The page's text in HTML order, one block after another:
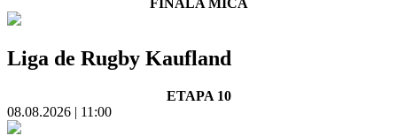
Liga de Rugby Kaufland
ETAPA 10
08.08.2026 | 11:00